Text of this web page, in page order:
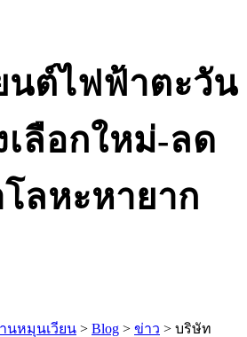
นต์ไฟฟ้าตะวัน
ลือกใหม่-ลด
ลหะหายาก
นหมุนเวียน > Blog > ข่าว > บริษัท